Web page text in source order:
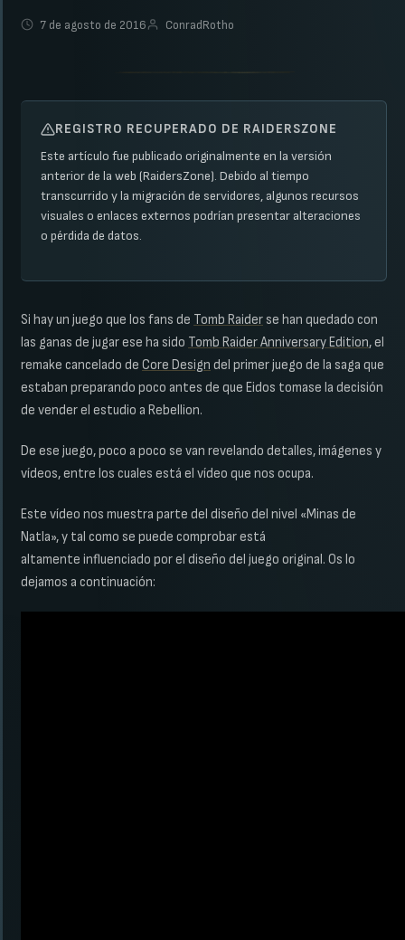
7 de agosto de 2016 ConradRotho
REGISTRO RECUPERADO DE RAIDERSZONE
Este artículo fue publicado originalmente en la versión
anterior de la web (RaidersZone). Debido al tiempo
transcurrido y la migración de servidores, algunos recursos
visuales o enlaces externos podrían presentar alteraciones
o pérdida de datos.
Si hay un juego que los fans de Tomb Raider se han quedado con
las ganas de jugar ese ha sido Tomb Raider Anniversary Edition, el
remake cancelado de Core Design del primer juego de la saga que
estaban preparando poco antes de que Eidos tomase la decisión
de vender el estudio a Rebellion.
De ese juego, poco a poco se van revelando detalles, imágenes y
vídeos, entre los cuales está el vídeo que nos ocupa.
Este vídeo nos muestra parte del diseño del nivel «Minas de
Natla», y tal como se puede comprobar está
altamente influenciado por el diseño del juego original. Os lo
dejamos a continuación: